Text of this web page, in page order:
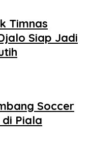
Timnas
Siap Jadi
Soccer
di Piala